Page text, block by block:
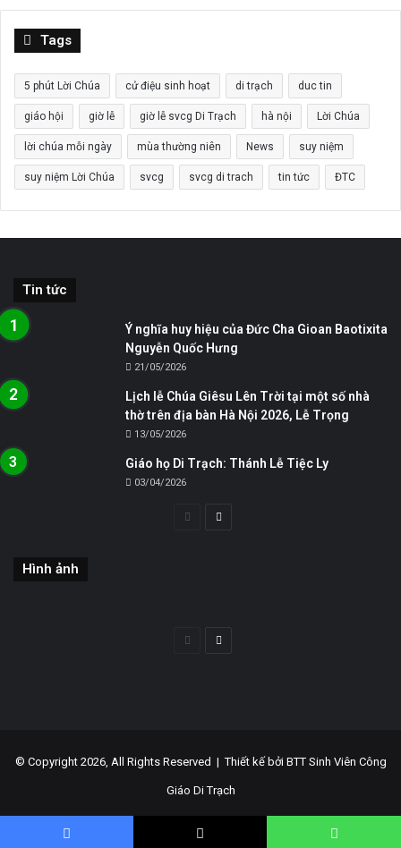
Tags
5 phút Lời Chúa cử điệu sinh hoạt di trạch duc tin
giáo hội giờ lễ giờ lễ svcg Di Trạch hà nội Lời Chúa
lời chúa mỗi ngày mùa thường niên News suy niệm
suy niệm Lời Chúa svcg svcg di trach tin tức ĐTC
Tin tức
Ý nghĩa huy hiệu của Đức Cha Gioan Baotixita
Nguyễn Quốc Hưng
21/05/2026
Lịch lễ Chúa Giêsu Lên Trời tại một số nhà
thờ trên địa bàn Hà Nội 2026, Lễ Trọng
13/05/2026
Giáo họ Di Trạch: Thánh Lễ Tiệc Ly
03/04/2026
Trang Trang
Hình ảnh
Trang Trang
© Copyright 2026, All Rights Reserved |Thiết kế bởi BTT Sinh Viên Công
Giáo Di Trạch
Facebook